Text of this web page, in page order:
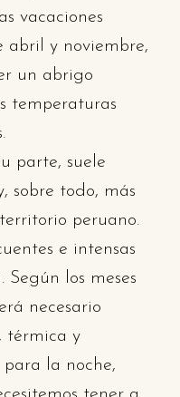
vacaciones
abril y noviembre,
un abrigo
temperaturas
parte, suele
sobre todo, más
peruano.
e intensas
los meses
necesario
térmica y
la noche,